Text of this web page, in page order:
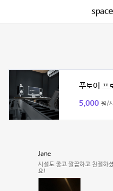
푸토어 프
5,000 원/
Jane
시설도 좋고 깔끔하고 친절하
요!